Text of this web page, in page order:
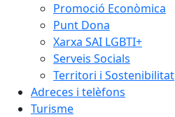
Promoció Econòmica
Punt Dona
Xarxa SAI LGBTI+
Serveis Socials
Territori i Sostenibilitat
Adreces i telèfons
Turisme